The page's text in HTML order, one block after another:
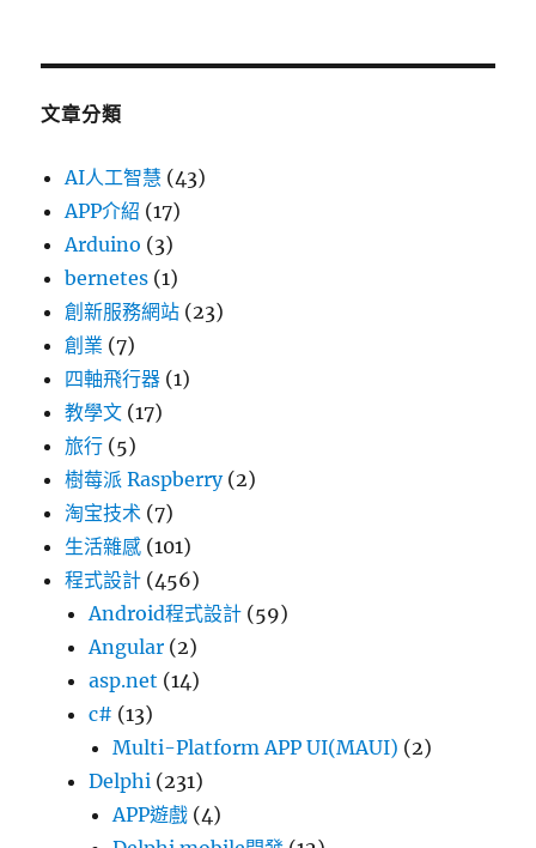
文章分類
AI人工智慧 (43)
APP介紹 (17)
Arduino (3)
bernetes (1)
創新服務網站 (23)
創業 (7)
四軸飛行器 (1)
教學文 (17)
旅行 (5)
樹莓派 Raspberry(2)
淘宝技术 (7)
生活雜感 (101)
程式設計 (456)
Android程式設計 (59)
Angular (2)
asp.net (14)
c# (13)
Multi-Platform APP UI(MAUI) (2)
Delphi (231)
APP遊戲 (4)